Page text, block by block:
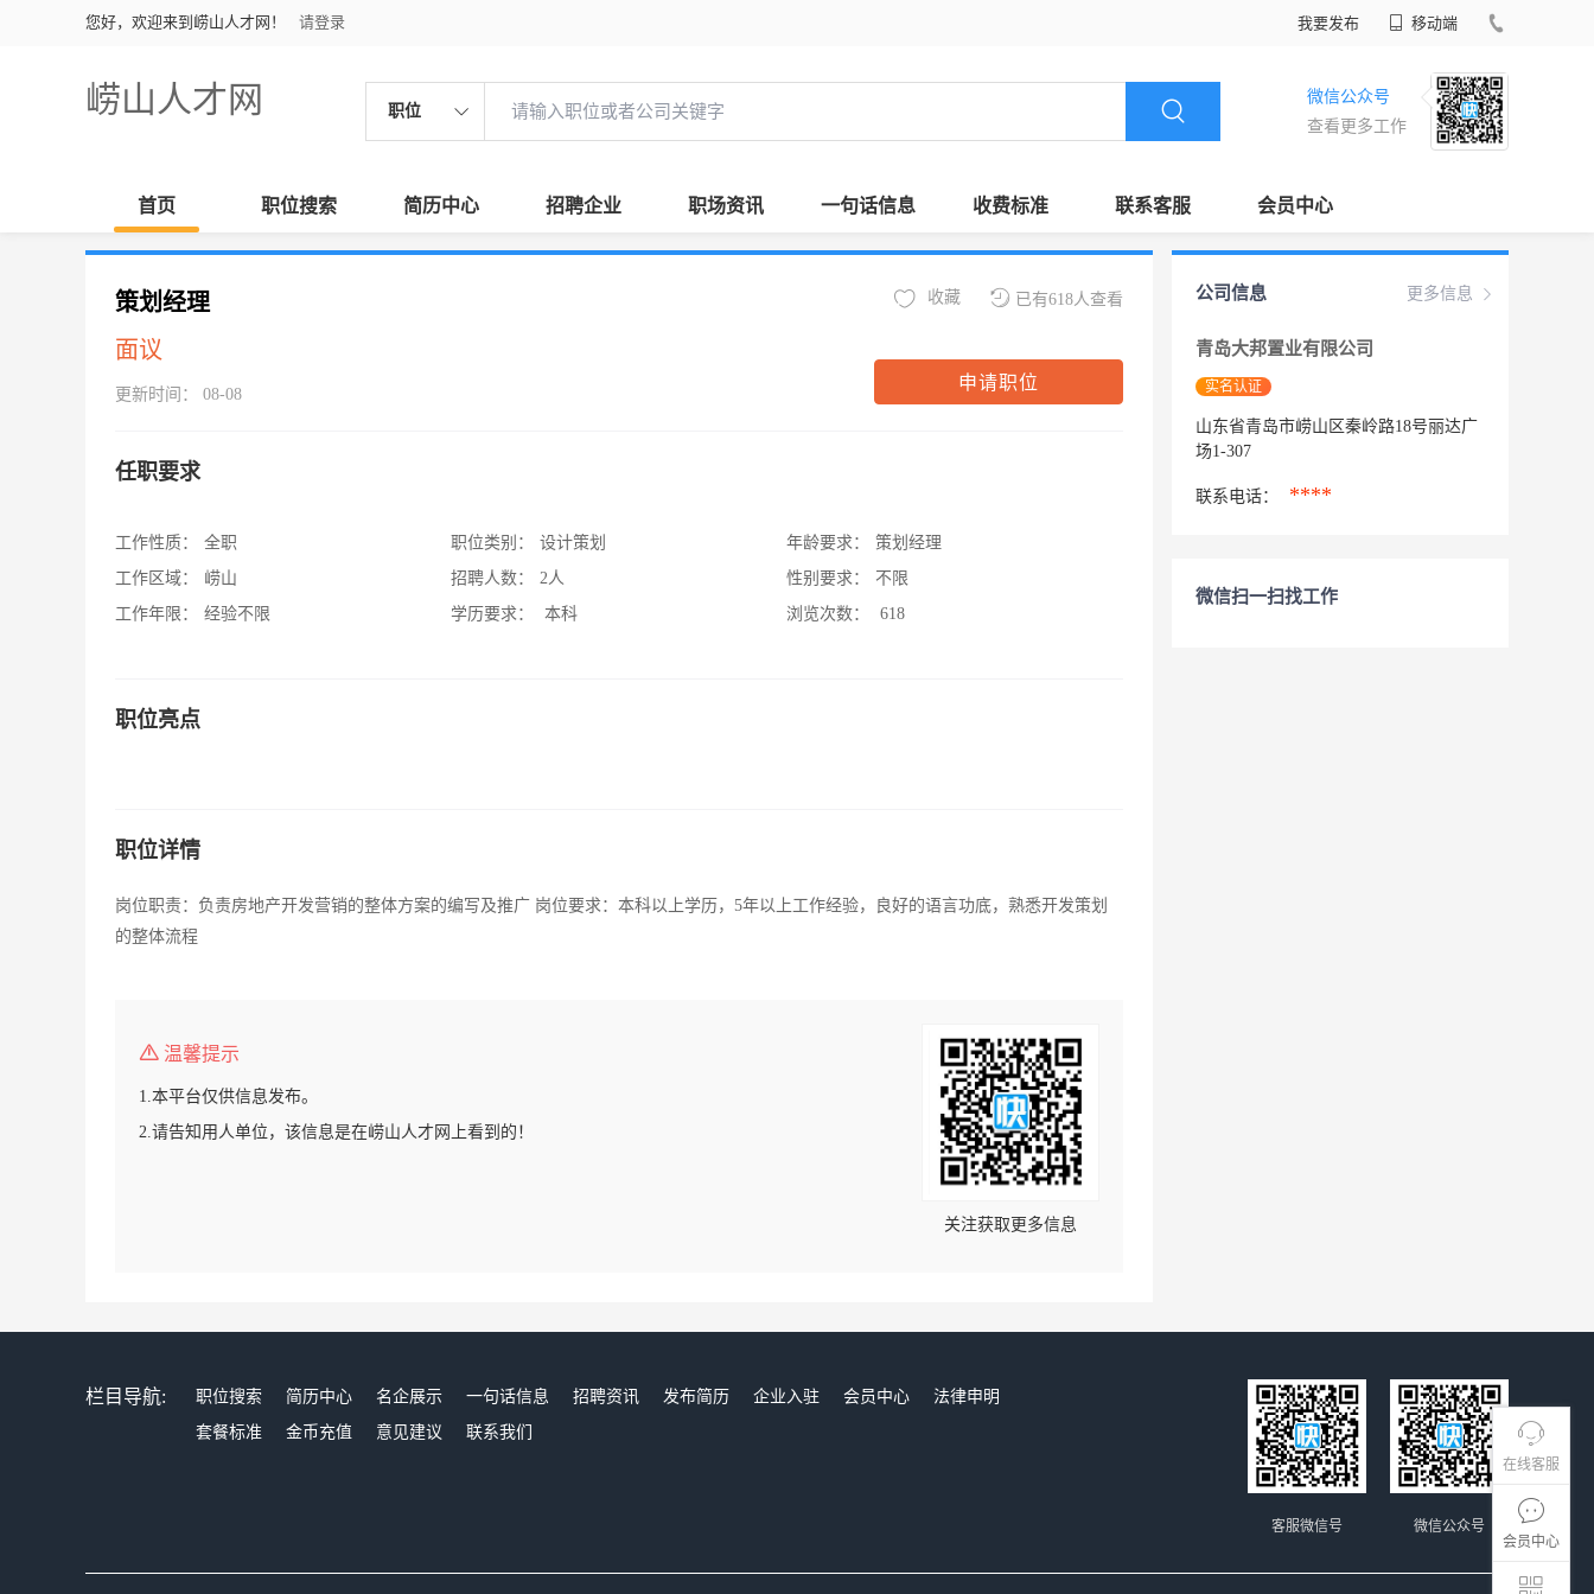
您好，欢迎来到崂山人才网！ 请登录 我要发布 移动端
崂山人才网 职位
微信公众号
查看更多工作
首页 职位搜索 简历中心 招聘企业 职场资讯 一句话信息 收费标准 联系客服 会员中心
在线客服
会员中心
策划经理
面议
更新时间： 08-08
已有618人查看
收藏
申请职位
任职要求
工作性质：
全职
工作区域：
崂山
工作年限：
经验不限
职位类别：
设计策划
招聘人数：
2人
学历要求：
本科
年龄要求：
策划经理
性别要求：
不限
浏览次数：
618
职位亮点
职位详情
岗位职责：负责房地产开发营销的整体方案的编写及推广 岗位要求：本科以上学历，5年以上工作经验，良好的语言功底，熟悉开发策划
的整体流程
温馨提示
1.本平台仅供信息发布。
2.请告知用人单位，该信息是在崂山人才网上看到的！
关注获取更多信息
更多信息
公司信息
青岛大邦置业有限公司
实名认证
山东省青岛市崂山区秦岭路18号丽达广
场1-307
联系电话： ****
微信扫一扫找工作
栏目导航: 职位搜索 简历中心 名企展示 一句话信息 招聘资讯 发布简历 企业入驻 会员中心
法律申明
套餐标准
金币充值 意见建议 联系我们
微信公众号
客服微信号